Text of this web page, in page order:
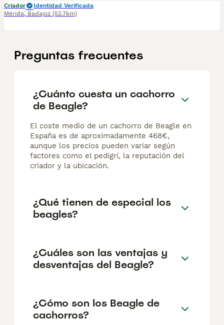
Criador
Identidad Verificada
Mérida, Badajoz (52.7km)
Preguntas frecuentes
¿Cuánto cuesta un cachorro
de Beagle?
El coste medio de un cachorro de Beagle en
España es de aproximadamente 468€,
aunque los precios pueden variar según
factores como el pedigrí, la reputación del
criador y la ubicación.
¿Qué tienen de especial los
beagles?
¿Cuáles son las ventajas y
desventajas del Beagle?
¿Cómo son los Beagle de
cachorros?